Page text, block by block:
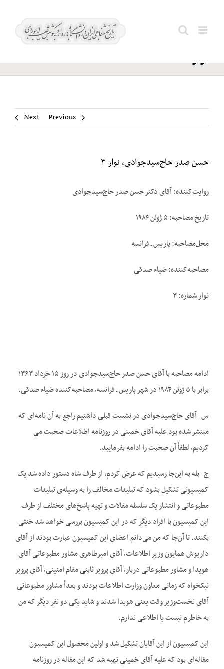
حاج‌سیدجوادی،
نوار ۳
Search
Previous
Next
حسن صدر حاج‌سیدجوادی، نوار ۳
روایت‌کننده: آقای دکتر حسن صدر حاج‌سیدجوادی
تاریخ مصاحبه: ۵ ژوئن ۱۹۸۴
محل‌مصاحبه: پاریس ـ فرانسه
مصاحبه‌کننده: ضیاء صدقی
نوار شماره: ۳
ادامه مصاحبه با آقای حسن صدر حاج‌سیدجوادی در روز ۱۵ خرداد ۱۳۶۳
برابر با ۵ ژوئن ۱۹۸۴ در شهر پاریس ـ فرانسه، مصاحبه‌کننده ضیاء صدقی.
س- آقای حاج‌سیدجوادی در نشست قبلی داشتیم راجع به آن نامه‌ای که
منتشر شده بود علیه آقای خمینی در روزنامه اطلاعات صحبت می
کردیم، لطفاً آن صحبت را ادامه بفرمایید.
ج- بله به این‌جا رسیدیم که عرض کردم، از طرف شاه دستور داده شد یک
کمیسیونی تشکیل بشود که تبلیغات مخالف را به وسیله‌ی تبلیغات
مطبوعاتی و انتشار یک سلسله مقالات و تهیه پاسخ‌های مختلف از طرف
این کمیسیون با افراد دیگر که در این کمیسیون بررسی خواهد شد خنثی
بکنند. تا آن‌جا که من می‌دانم اعضای این کمیسیون عبارت بودند از آقای
داریوش همایون وزیر اطلاعات، آقای امیرطاهری مشاور مطبوعاتی آقای
هویدا و مشاور مطبوعاتی دربار، آقای پرویز ثابتی مقام امنیتی، آقای پرویز
نیکخواه که زمانی معاون وزارت اطلاعات بودند و بعداْ مشاور مطبوعاتی
آقای نخست‌وزیر وقت یعنی هویدا شدند و شاید یکی دو نفر دیگر که من
به خاطرم نیست یا اطلاعی ندارم.
این کمیسیون از این آقایان تشکیل شد و اولین محصول این کمیسیون
مقاله‌ای بود که علیه آقای خمینی تهیه شد که این مقاله در روزنامه